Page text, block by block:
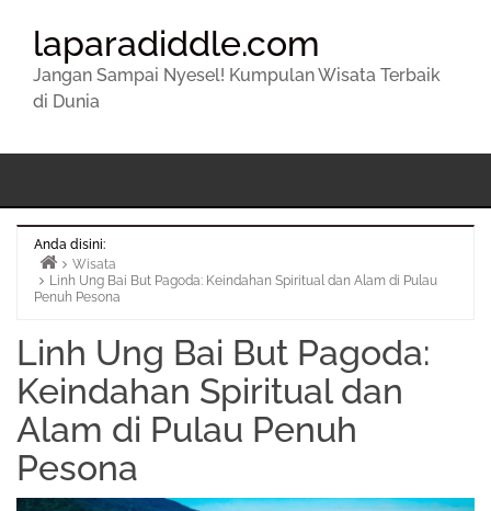
laparadiddle.com
Jangan Sampai Nyesel! Kumpulan Wisata Terbaik
di Dunia
Anda disini:
Beranda
Wisata
Linh Ung Bai But Pagoda: Keindahan Spiritual dan Alam di Pulau
Penuh Pesona
Linh Ung Bai But Pagoda:
Keindahan Spiritual dan
Alam di Pulau Penuh
Pesona